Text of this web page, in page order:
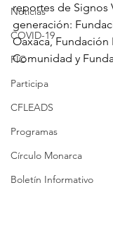
Noticias
COVID-19
FIC
Participa
CFLEADS
Programas
Círculo Monarca
Boletín Informativo
reportes de Signos
generación:
Oaxaca,
Comunidad y